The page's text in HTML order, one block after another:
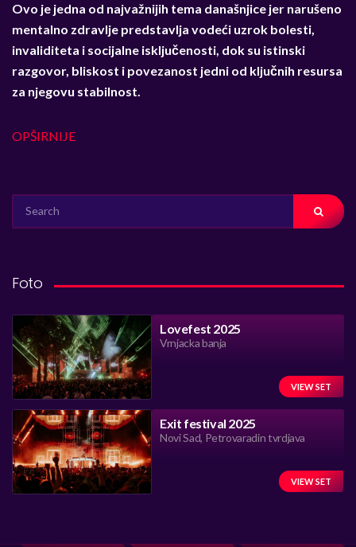
Ovo je jedna od najvažnijih tema današnjice jer narušeno
mentalno zdravlje predstavlja vodeći uzrok bolesti,
invaliditeta i socijalne isključenosti, dok su istinski
razgovor, bliskost i povezanost jedni od ključnih resursa
za njegovu stabilnost.
OPŠIRNIJE
FOR:
Foto
Lovefest 2025
Vrnjacka banja
VIEW SET
Exit festival 2025
Novi Sad, Petrovaradin tvrdjava
VIEW SET